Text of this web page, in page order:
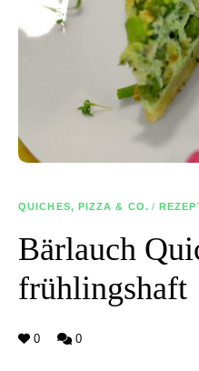
QUICHES, PIZZA & CO. /
Bärlauch
frühlingshaft
0 0